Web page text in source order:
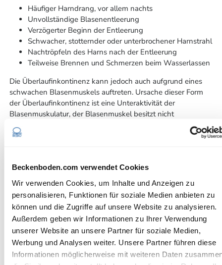
Beckenboden.com verwendet Cookies
Wir verwenden Cookies, um Inhalte und Anzeigen zu
personalisieren, Funktionen für soziale Medien anbieten zu
können und die Zugriffe auf unsere Website zu analysieren.
Außerdem geben wir Informationen zu Ihrer Verwendung
unserer Website an unsere Partner für soziale Medien,
Werbung und Analysen weiter. Unsere Partner führen diese
Informationen möglicherweise mit weiteren Daten
Häufiger Harndrang, vor allem nachts
Unvollständige Blasenentleerung
Verzögerter Beginn der Entleerung
Schwacher, stotternder oder unterbrochener Harnstrahl
Nachtröpfeln des Harns nach der Entleerung
Teilweise Brennen und Schmerzen beim Wasserlassen
Die Überlaufinkontinenz kann jedoch auch aufgrund eines
schwachen Blasenmuskels auftreten. Ursache dieser Form
der Überlaufinkontinenz ist eine Unteraktivität der
Blasenmuskulatur, der Blasenmuskel besitzt nicht
ausreichend Kraft, um in der Entleerungsphase die Blase
restharnfrei zu entleeren. Die Blase füllt sich und läuft über!
Belastungsinkontinenz
Bei körperlichen Belastungen wie beiwpielsweise durch
Lachen, Husten, Niesen oder durch Heben von schweren
Lasten kommt es zur Druckerhöhung im Bauchraum. Der
Harnröhrenschliessmuskel und der Beckenboden sind nicht
in der Lage, dem plötzlichen Druck gegenzuhalten. Die
Druckerhöhung führt dann zu unfreiwilligem Urinverlust.